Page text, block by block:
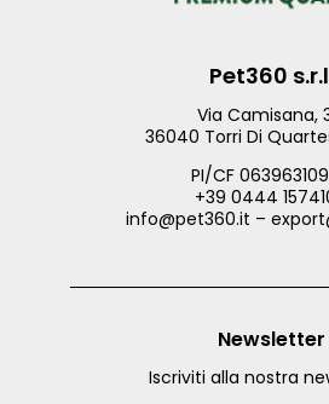
Pet360
Via Camisana,
36040 Torri Di
PI/CF
+39 0444
info@pet360.it –
Newsletter
Iscriviti alla nostra